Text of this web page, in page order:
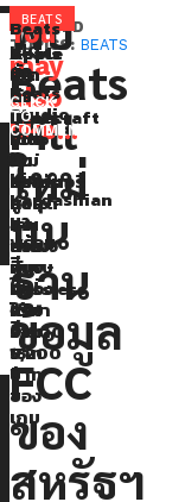
BEATS
พบ
Beats
Pill
ใหม่
บน
ฐาน
ข้อมูล
FCC
ของ
สหรัฐฯ
หลัง
จาก
ที่
มี
คน
ดัง
หลาย
คนพก
Beats
Pill
ใหม่
ที่
ยัง
ไม่
You
may
also
like...
Beats
เปิด
ตัว
Beats
Studio
Pro
x
Kim
Kardashian
มา
พร้อม
สี
ใหม่
3
สี
Beats
จับ
มือ
Minecraft
เปิด
ตัว
Beats
Solo
4
ลาย
พิเศษ
ฉลอง
ครบ
รอบ
15
ปี
ของ
เกม
Apple
เปิด
ตัว
Beats
Pill
ใหม่
แบตเตอรี่
สูงสุด
24
ชั่วโมง
กัน
น้ำ
ได้
ราคา
5,200
บาท
Apple
เปิด
ตัว
Beats
Solo
4
รองรับ
การ
เล่น
เพลง
แบบ
Lossless
ราคา
6,900
บาท
RELATED
TOPICS: BEATS
CLICK
TO
COMMENT